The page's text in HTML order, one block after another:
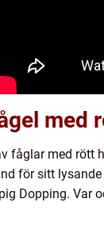
med
fåglar med rött
för sitt
Dopping. Var